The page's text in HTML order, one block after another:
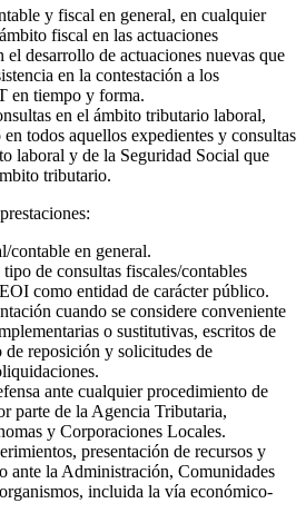
y fiscal en general, en cualquier
fiscal en las actuaciones
desarrollo de actuaciones nuevas que
en la contestación a los
en tiempo y forma.
en el ámbito tributario laboral,
en todos aquellos expedientes y consultas
laboral y de la Seguridad Social que
tributario.
contable en general.
de consultas fiscales/contables
como entidad de carácter público.
cuando se considere conveniente
o sustitutivas, escritos de
de reposición y solicitudes de
ante cualquier procedimiento de
parte de la Agencia Tributaria,
y Corporaciones Locales.
presentación de recursos y
ante la Administración, Comunidades
incluida la vía económico-